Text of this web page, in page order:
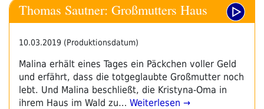
Thomas Sautner: Großmutters Haus
10.03.2019 (Produktionsdatum)
Malina erhält eines Tages ein Päckchen voller Geld
und erfährt, dass die totgeglaubte Großmutter noch
lebt. Und Malina beschließt, die Kristyna-Oma in
ihrem Haus im Wald zu… Weiterlesen →